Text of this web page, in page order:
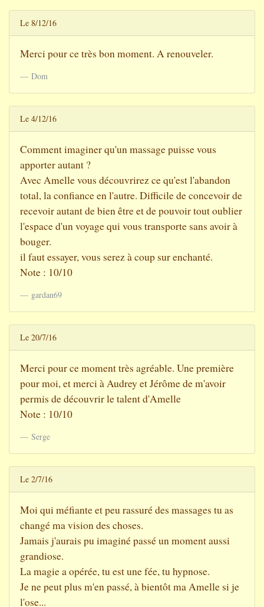
Le 8/12/16
Merci pour ce très bon moment. A renouveler.
Dom
Le 4/12/16
Comment imaginer qu'un massage puisse vous
apporter autant ?
Avec Amelle vous découvrirez ce qu'est l'abandon
total, la confiance en l'autre. Difficile de concevoir de
recevoir autant de bien être et de pouvoir tout oublier
l'espace d'un voyage qui vous transporte sans avoir à
bouger.
il faut essayer, vous serez à coup sur enchanté.
Note : 10/10
gardan69
Le 20/7/16
Merci pour ce moment très agréable. Une première
pour moi, et merci à Audrey et Jérôme de m'avoir
permis de découvrir le talent d'Amelle
Note : 10/10
Serge
Le 2/7/16
Moi qui méfiante et peu rassuré des massages tu as
changé ma vision des choses.
Jamais j'aurais pu imaginé passé un moment aussi
grandiose.
La magie a opérée, tu est une fée, tu hypnose.
Je ne peut plus m'en passé, à bientôt ma Amelle si je
l'ose...